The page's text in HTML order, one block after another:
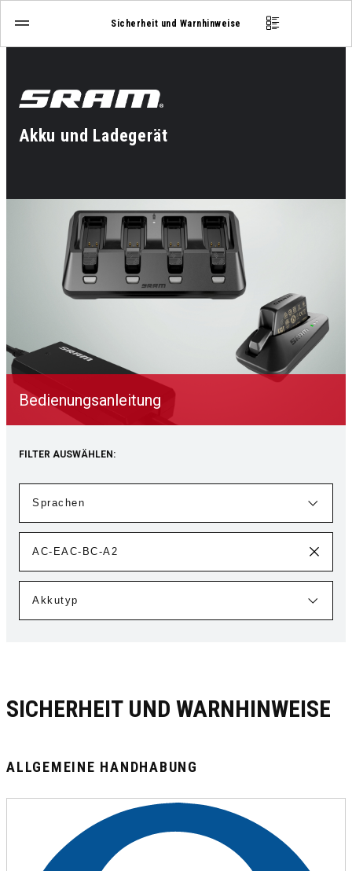
Sicherheit und Warnhinweise
Akku und Ladegerät
Bedienungsanleitung
FILTER AUSWÄHLEN:
SICHERHEIT UND WARNHINWEISE
ALLGEMEINE HANDHABUNG